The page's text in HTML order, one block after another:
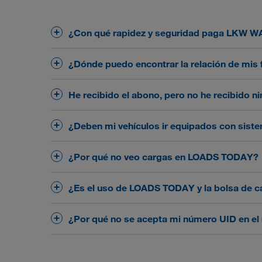
¿Con qué rapidez y seguridad paga LKW
de pago estándar es de 28 días. Además, con
¿Dónde puedo encontrar la relación de mis
momento el vencimiento exacto de cada una
He recibido el abono, pero no he recibido
su plazo de pago deseado. Si desea modificar
¿Deben mi vehículos ir equipados con
coordenadas geográficas) para optimizar la
¿Por qué no veo cargas en LOADS TODAY?
vinculada al sistema (puede hacerlo enLOADS
¿Es el uso de LOADS TODAY y la bolsa de
LOADS TODAY Appde forma gratuita.
¿Por qué no se acepta mi número UID en